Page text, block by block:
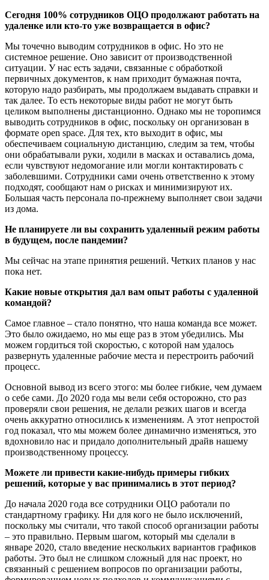
Сегодня 100% сотрудников ОЦО продолжают работать на
удаленке или кто-то уже возвращается в офис?
Мы точечно выводим сотрудников в офис. Но это не
системное решение. Оно зависит от производственной
ситуации. У нас есть задачи, связанные с обработкой
первичных документов, к нам приходит бумажная почта,
которую надо разбирать, мы продолжаем выдавать справки и
так далее. То есть некоторые виды работ не могут быть
целиком выполнены дистанционно. Однако мы не торопимся
выводить сотрудников в офис, поскольку он организован в
формате open space. Для тех, кто выходит в офис, мы
обеспечиваем социальную дистанцию, следим за тем, чтобы
они обрабатывали руки, ходили в масках и оставались дома,
если чувствуют недомогание или могли контактировать с
заболевшими. Сотрудники сами очень ответственно к этому
подходят, сообщают нам о рисках и минимизируют их.
Большая часть персонала по-прежнему выполняет свои задачи
из дома.
Не планируете ли вы сохранить удаленный режим работы
в будущем, после пандемии?
Мы сейчас на этапе принятия решений. Четких планов у нас
пока нет.
Какие новые открытия дал вам опыт работы с удаленной
командой?
Самое главное – стало понятно, что наша команда все может.
Это было ожидаемо, но мы еще раз в этом убедились. Мы
можем гордиться той скоростью, с которой нам удалось
развернуть удаленные рабочие места и перестроить рабочий
процесс.
Основной вывод из всего этого: мы более гибкие, чем думаем
о себе сами. До 2020 года мы вели себя осторожно, сто раз
проверяли свои решения, не делали резких шагов и всегда
очень аккуратно относились к изменениям. А этот непростой
год показал, что мы можем более динамично изменяться, это
вдохновило нас и придало дополнительный драйв нашему
производственному процессу.
Можете ли привести какие-нибудь примеры гибких
решений, которые у вас принимались в этот период?
До начала 2020 года все сотрудники ОЦО работали по
стандартному графику. Ни для кого не было исключений,
поскольку мы считали, что такой способ организации работы
– это правильно. Первым шагом, который мы сделали в
январе 2020, стало введение нескольких вариантов графиков
работы. Это был не слишком сложный для нас проект, но
связанный с решением вопросов по организации работы,